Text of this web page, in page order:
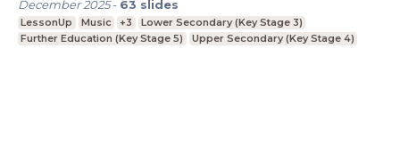
December 2025- 63 slides
LessonUp Music +3
Lower Secondary (Key Stage 3)
Further Education (Key Stage 5)
Upper Secondary (Key Stage 4)